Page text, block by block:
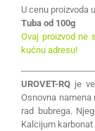
U cenu proizvoda
Tuba od 100g
Ovaj proizvod ne
kućnu adresu!
UROVET-RQ je
Osnovna
rad bubrega.
Kalcijum